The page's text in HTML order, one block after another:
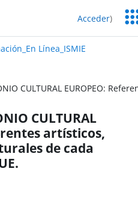
Línea_ISMIE Acceder)
Línea_ISMIE
CULTURAL
artísticos,
de cada